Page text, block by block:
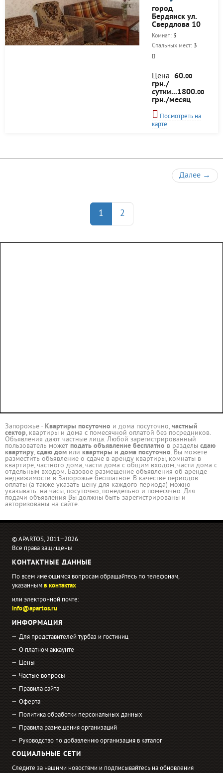
город
Бердянск ул.
Свердлова 10
Комнат: 3
Спальных мест: 3
Цена 60.00
грн./
сутки...1800.00
грн./месяц
Посмотреть на
карте
Далее →
1 2
Запорожье - Квартиры посуточно и дома посуточно,частный
сектор, квартиры и дома с помесячной оплатой без посредников.
Объявления дают частные лица. Любой зарегистрированный
пользователь может подать объявление бесплатно в разделы сдаю
квартиру,сдаю дом или квартиры и дома посуточно. Вы можете
разместить объявление о сдаче в аренду квартиры, комнаты в
квартире, частного дома, части дома с общим входом, части дома с
отдельным входом. Базовое размещение объявления об аренде
недвижимости в Запорожье бесплатное. В качестве периодов
оплаты (а также указать цену для каждого периода) можно
указывать: на часы, посуточно, понедельно и помесячно. Для
подачи объявления Вы должны быть зарегистрированы и
авторизованы на сайте.
© APARTOS, 2011−2026
Все права защищены
КОНТАКТНЫЕ ДАННЫЕ
По всем имеющимся вопросам обращайтесь по телефонам,
указаннымв контактах
или электронной почте:
info@apartos.ru
ИНФОРМАЦИЯ
Для представителей турбаз и гостиниц
О платном аккаунте
Цены
Частые вопросы
Правила сайта
Оферта
Политика обработки персональных данных
Правила размещения организаций
Руководство по добавлению организация в каталог
СОЦИАЛЬНЫЕ СЕТИ
Следите за нашими новостями и подписывайтесь на обновления